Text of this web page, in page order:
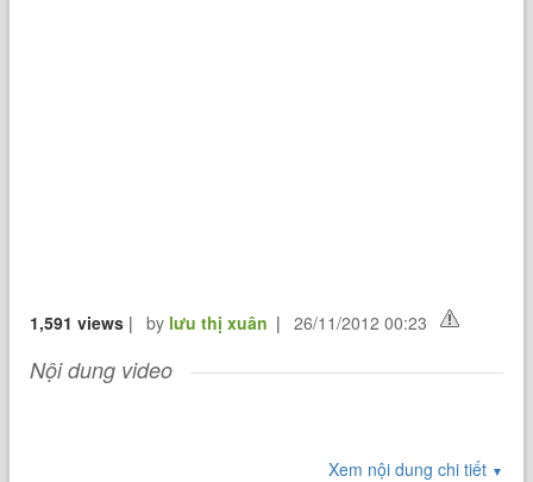
1,591 views | by lưu thị xuân | 26/11/2012 00:23
Nội dung video
Xem nội dung chi tiết ▼